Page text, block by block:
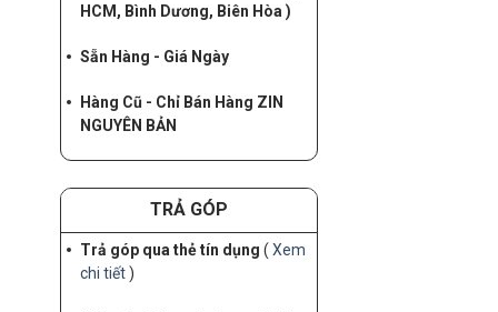
HCM, Bình Dương, Biên Hòa )
Sẵn Hàng - Giá Ngày
Hàng Cũ - Chỉ Bán Hàng ZIN
NGUYÊN BẢN
TRẢ GÓP
Trả góp qua thẻ tín dụng ( Xem
chi tiết)